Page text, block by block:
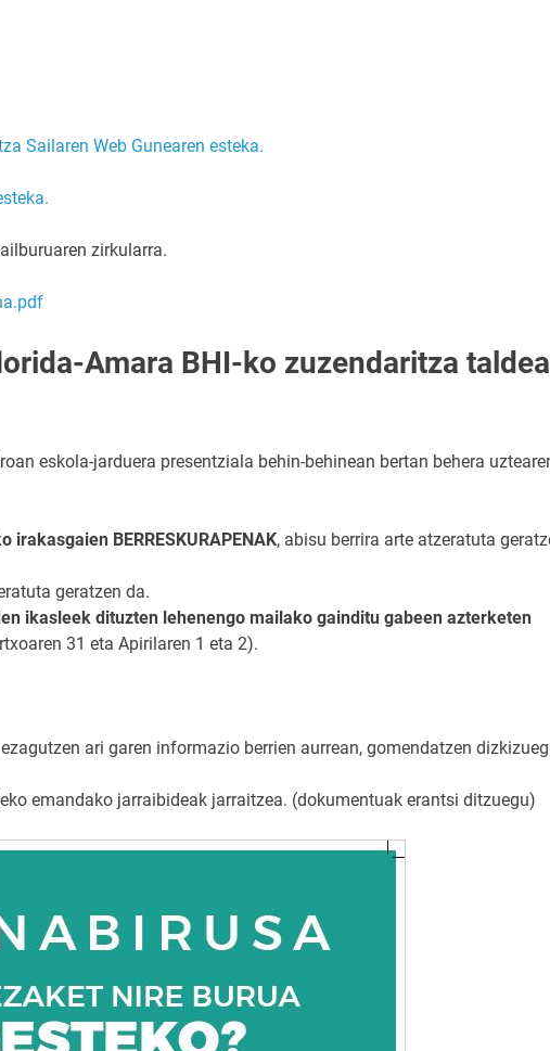
Sailaren Web Gunearen esteka.
zirkularra.
Amara BHI-ko zuzendaritza
eskola-jarduera presentziala behin-behinean bertan behera
BERRESKURAPENAK, abisu berrira arte atzeratuta
geratzen da.
ikasleek dituzten lehenengo mailako gainditu gabeen azterketen
31 eta Apirilaren 1 eta 2).
ari garen informazio berrien aurrean, gomendatzen
emandako jarraibideak jarraitzea. (dokumentuak erantsi ditzuegu)